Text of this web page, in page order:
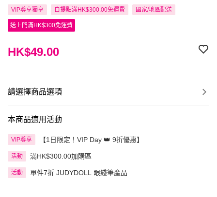
VIP尊享獨享 自提點滿HK$300.00免運費 國家/地區配送
送上門滿HK$300免運費
HK$49.00
請選擇商品選項
本商品適用活動
VIP尊享 【1日限定！VIP Day 👑 9折優惠】
活動 滿HK$300.00加購區
活動 單件7折 JUDYDOLL 眼綫筆產品